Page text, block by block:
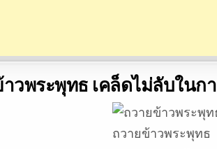
วพระพุทธ เคล็ดไม่ลับในก
ถวายข้าวพระพุทธ